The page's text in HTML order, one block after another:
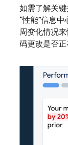
如需了解关
“性能”信息
周变化情况
码更改是否正